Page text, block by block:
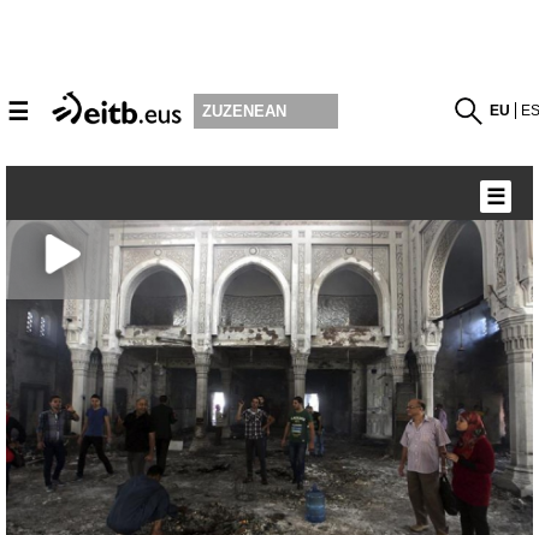
☰ ZUZENEAN EU
☰